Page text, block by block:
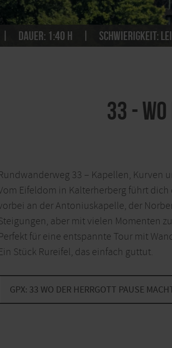
Dauer: 1:40 h Schwierigkeit:
33 -
33 – Kapellen, Kurven
Eifeldom in Kalterherberg führt
an der Antoniuskapelle, der
aber mit vielen Momenten
für eine entspannte Tour mit
Stück Rureifel, das einfach guttut.
GPX: 33 WO DER HERRGOTT PAUSE